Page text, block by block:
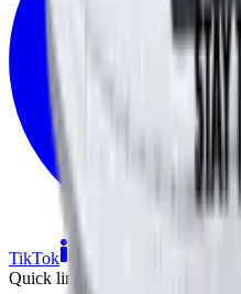
TikTok
Quick links